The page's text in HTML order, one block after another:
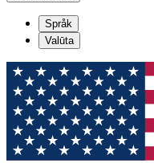
Språk
Valūta